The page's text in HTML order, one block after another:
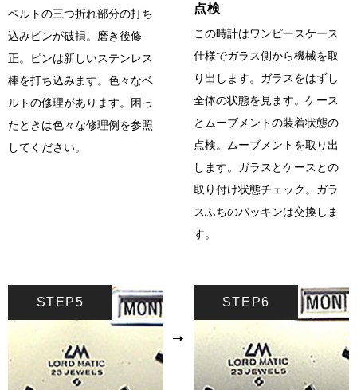
ベルトの三つ折れ部分の打ち
込みピンが破損。磨き後修
正。ピンは新しいステンレス
棒を打ち込みます。色々なベ
ルトの修理があります。困っ
たときは色々な修理例を参照
してください。
点検
この時計はワンピースケース
仕様でガラス側から機械を取
り出します。ガラスをはずし
全体の状態を見ます。ケース
とムーブメントの装着状態の
点検。ムーブメントを取り出
します。ガラスとケースとの
取り付け状態チェック。ガラ
スふちのパッキンは交換しま
す。
STEP5 STEP6